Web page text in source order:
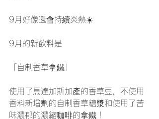
9月好像還會持續炎熱☀️
9月的新飲料是
「自制香草拿鐵」
使用了馬達加斯加產的香草豆，不使用
香料新增劑的自制香草糖漿和使用了苦
味濃郁的濃縮咖啡的拿鐵！